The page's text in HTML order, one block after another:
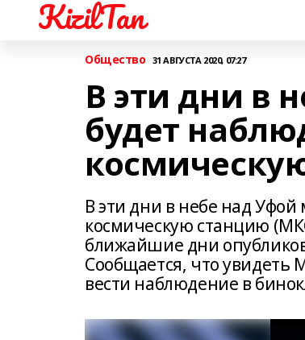
KizilTan
Общество 31 АВГУСТА 2020, 07:27
В эти дни в
будет
В эти дни в небе над
космическую станцию
ближайшие дни
Сообщается, что
вести наблюдение в